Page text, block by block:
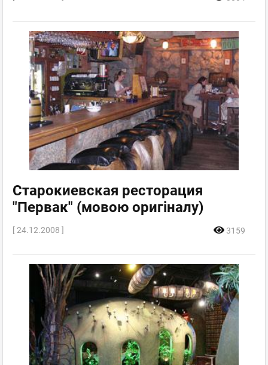
Старокиевская ресторация
"Первак" (мовою оригіналу)
[ 24.12.2008 ] 3159